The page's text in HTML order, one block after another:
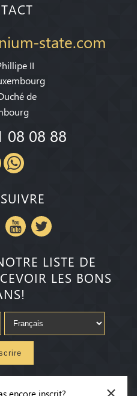
state.com
II
de
08 08 88
LISTE DE
LES BONS
×
encore inscrit?